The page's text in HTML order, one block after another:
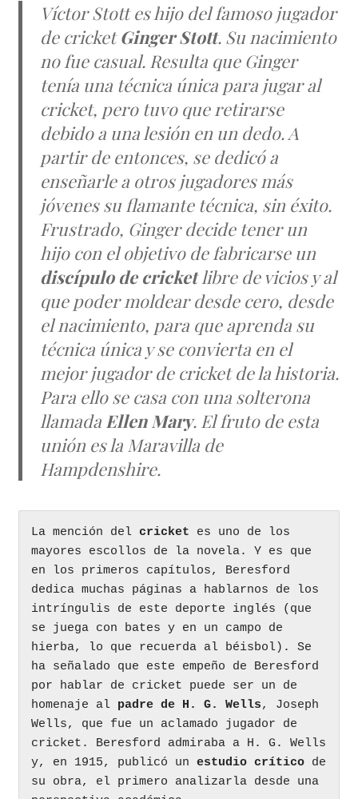
Víctor Stott es hijo del famoso jugador
de cricketGinger Stott. Su nacimiento
no fue casual. Resulta que Ginger
tenía una técnica única para jugar al
cricket, pero tuvo que retirarse
debido a una lesión en un dedo. A
partir de entonces, se dedicó a
enseñarle a otros jugadores más
jóvenes su flamante técnica, sin éxito.
Frustrado, Ginger decide tener un
hijo con el objetivo de fabricarse un
discípulo de cricketlibre de vicios y al
que poder moldear desde cero, desde
el nacimiento, para que aprenda su
técnica única y se convierta en el
mejor jugador de cricket de la historia.
Para ello se casa con una solterona
llamada Ellen Mary. El fruto de esta
unión es la Maravilla de
Hampdenshire.
La mención del cricket es uno de los
mayores escollos de la novela. Y es que
en los primeros capítulos, Beresford
dedica muchas páginas a hablarnos de los
intríngulis de este deporte inglés (que
se juega con bates y en un campo de
hierba, lo que recuerda al béisbol). Se
ha señalado que este empeño de Beresford
por hablar de cricket puede ser un de
homenaje al padre de H. G. Wells, Joseph
Wells, que fue un aclamado jugador de
cricket. Beresford admiraba a H. G. Wells
y, en 1915, publicó un estudio crítico de
su obra, el primero analizarla desde una